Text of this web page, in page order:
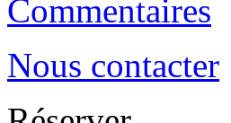
Commentaires
Nous contacter